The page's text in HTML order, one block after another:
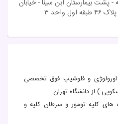
- پشت بیمارستان ابن سینا - خیابان
واحد ۳
و فلوشیپ فوق تخصصی
) از دانشگاه تهران
کلیه تومور و سرطان کلیه و